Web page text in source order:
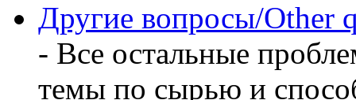
Другие вопросы/Other
- Все остальные
темы по сырью и